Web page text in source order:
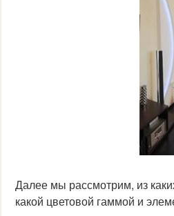
Далее мы рассмотрим, из
какой цветовой гаммой и